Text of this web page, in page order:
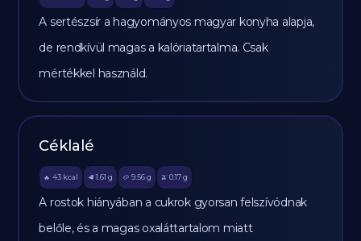
A sertészsír a hagyományos magyar konyha alapja,
de rendkívül magas a kalóriatartalma. Csak
mértékkel használd.
Céklalé
🔥 43 kcal 🥩 1.61 g 🥔 9.56g 🫒 0.17 g
A rostok hiányában a cukrok gyorsan felszívódnak
belőle, és a magas oxaláttartalom miatt